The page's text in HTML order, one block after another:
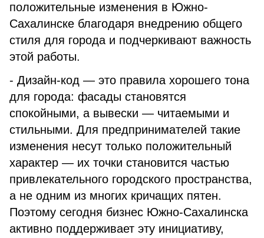
положительные изменения в Южно-
Сахалинске благодаря внедрению общего
стиля для города и подчеркивают важность
этой работы.
- Дизайн-код — это правила хорошего тона
для города: фасады становятся
спокойными, а вывески — читаемыми и
стильными. Для предпринимателей такие
изменения несут только положительный
характер — их точки становится частью
привлекательного городского пространства,
а не одним из многих кричащих пятен.
Поэтому сегодня бизнес Южно-Сахалинска
активно поддерживает эту инициативу,